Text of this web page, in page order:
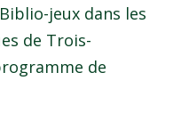
jeux dans les
de Trois-
de